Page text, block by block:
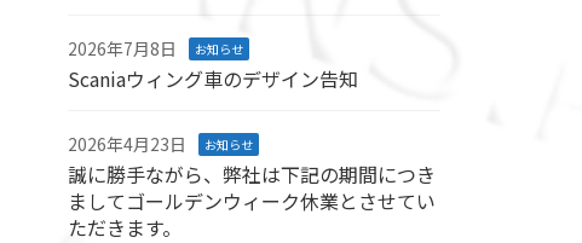
2026年7月8日 お知らせ
Scaniaウィング車のデザイン告知
2026年4月23日 お知らせ
誠に勝手ながら、弊社は下記の期間につき
ましてゴールデンウィーク休業とさせてい
ただきます。